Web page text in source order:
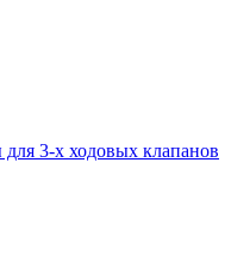
3-х ходовых клапанов